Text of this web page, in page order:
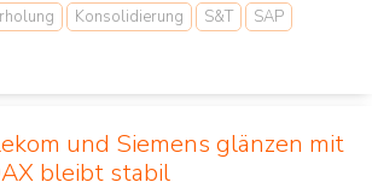
Konsolidierung S&T
SAP
und Siemens glänzen mit
bleibt stabil